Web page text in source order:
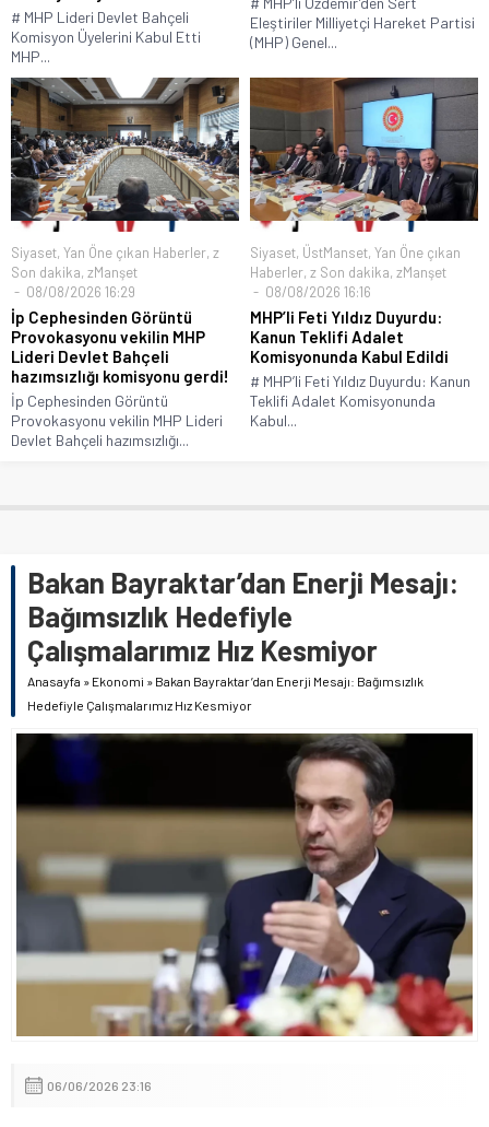
# MHP Lideri Devlet Bahçeli
Komisyon Üyelerini Kabul Etti
MHP...
Eleştiriler Milliyetçi Hareket Partisi
(MHP) Genel...
Siyaset, Yan Öne çıkan Haberler, z
Son dakika, zManşet
08/08/2026 16:29
İp Cephesinden Görüntü
Provokasyonu vekilin MHP
Lideri Devlet Bahçeli
hazımsızlığı komisyonu gerdi!
İp Cephesinden Görüntü
Provokasyonu vekilin MHP Lideri
Devlet Bahçeli hazımsızlığı...
Siyaset, ÜstManset, Yan Öne çıkan
Haberler, z Son dakika, zManşet
08/08/2026 16:16
MHP’li Feti Yıldız Duyurdu:
Kanun Teklifi Adalet
Komisyonunda Kabul Edildi
# MHP’li Feti Yıldız Duyurdu: Kanun
Teklifi Adalet Komisyonunda
Kabul...
Bakan Bayraktar’dan Enerji Mesajı:
Bağımsızlık Hedefiyle
Çalışmalarımız Hız Kesmiyor
Anasayfa » Ekonomi » Bakan Bayraktar’dan Enerji Mesajı: Bağımsızlık
Hedefiyle Çalışmalarımız Hız Kesmiyor
06/06/2026 23:16